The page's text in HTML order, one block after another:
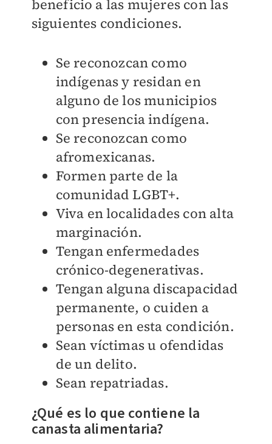
beneficio a las mujeres con las
siguientes condiciones.
Se reconozcan como
indígenas y residan en
alguno de los municipios
con presencia indígena.
Se reconozcan como
afromexicanas.
Formen parte de la
comunidad LGBT+.
Viva en localidades con alta
marginación.
Tengan enfermedades
crónico-degenerativas.
Tengan alguna discapacidad
permanente, o cuiden a
personas en esta condición.
Sean víctimas u ofendidas
de un delito.
Sean repatriadas.
¿Qué es lo que contiene la
canasta alimentaria?